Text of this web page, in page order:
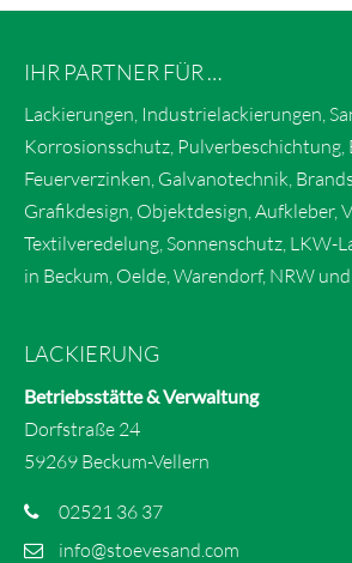
IHR PARTNER FÜR …
Lackierungen, Industrielackierungen,
Korrosionsschutz, Pulverbeschichtung,
Feuerverzinken, Galvanotechnik,
Grafikdesign, Objektdesign, Aufkleber,
Textilveredelung, Sonnenschutz, LKW-
in Beckum, Oelde, Warendorf, NRW
LACKIERUNG
Betriebsstätte & Verwaltung
Dorfstraße 24
59269 Beckum-Vellern
02521 36 37
info@stoevesand.com